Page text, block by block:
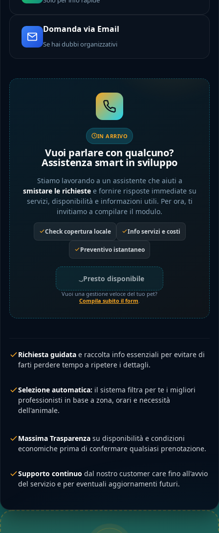
Domanda via Email
Se hai dubbi organizzativi
IN ARRIVO
Vuoi parlare con qualcuno?
Assistenza smart in sviluppo
Stiamo lavorando a un assistente che aiuti a
smistare le richiestee fornire risposte immediate su
servizi, disponibilità e informazioni utili. Per ora, ti
invitiamo a compilare il modulo.
Check copertura locale Info servizi e costi
Preventivo istantaneo
Presto disponibile
Vuoi una gestione veloce del tuo pet?
Compila subito il form
Richiesta guidata e raccolta info essenziali per evitare di
farti perdere tempo a ripetere i dettagli.
Selezione automatica: il sistema filtra per te i migliori
professionisti in base a zona, orari e necessità
dell'animale.
Massima Trasparenza su disponibilità e condizioni
economiche prima di confermare qualsiasi prenotazione.
Supporto continuo dal nostro customer care fino all'avvio
del servizio e per eventuali aggiornamenti futuri.